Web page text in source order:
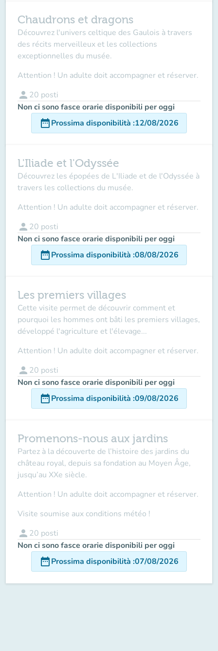
Chaudrons et dragons
Découvrez l'univers celtique des Gaulois à travers
des récits merveilleux et les collections
exceptionnelles du musée.
Attention ! Un adulte doit accompagner et réserver.
person 20 posti
Non ci sono fasce orarie disponibili per oggi
date_rangeProssima disponibilità :12/08/2026
L'Iliade et l'Odyssée
Découvrez les épopées de L'Iliade et de l'Odyssée à
travers les collections du musée.
Attention ! Un adulte doit accompagner et réserver.
person 20 posti
Non ci sono fasce orarie disponibili per oggi
date_rangeProssima disponibilità :08/08/2026
Les premiers villages
Cette visite permet de découvrir comment et
pourquoi les hommes ont bâti les premiers villages,
développé l'agriculture et l'élevage...
Attention ! Un adulte doit accompagner et réserver.
person 20 posti
Non ci sono fasce orarie disponibili per oggi
date_rangeProssima disponibilità :09/08/2026
Promenons-nous aux jardins
Partez à la découverte de l’histoire des jardins du
château royal, depuis sa fondation au Moyen Âge,
jusqu’au XXe siècle.
Attention ! Un adulte doit accompagner et réserver.
Visite soumise aux conditions météo !
person 20 posti
Non ci sono fasce orarie disponibili per oggi
date_rangeProssima disponibilità :07/08/2026